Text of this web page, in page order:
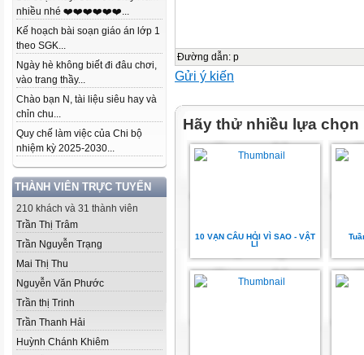
nhiều nhé ❤️❤️❤️❤️❤️❤️...
Kế hoạch bài soạn giáo án lớp 1
theo SGK...
Ngày hè không biết đi đâu chơi,
vào trang thầy...
Chào bạn N, tài liệu siêu hay và
chỉn chu...
Quy chế làm việc của Chi bộ
nhiệm kỳ 2025-2030...
THÀNH VIÊN TRỰC TUYẾN
210 khách và 31 thành viên
Trần Thị Trâm
Trần Nguyễn Trạng
Mai Thị Thu
Nguyễn Văn Phước
Trần thị Trinh
Trần Thanh Hải
Huỳnh Chánh Khiêm
Đường dẫn: p
Gửi ý kiến
Hãy thử nhiều lựa chọn
10 VẠN CÂU HỎI VÌ SAO - VẬT
LÍ